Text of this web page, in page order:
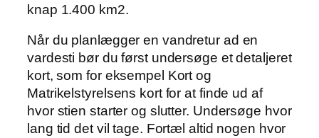
knap 1.400 km2.
Når du planlægger en vandretur ad en
vardesti bør du først undersøge et detaljeret
kort, som for eksempel Kort og
Matrikelstyrelsens kort for at finde ud af
hvor stien starter og slutter. Undersøge hvor
lang tid det vil tage. Fortæl altid nogen hvor